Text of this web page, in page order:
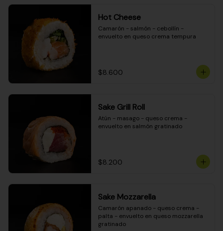
Hot Cheese
Camarón - salmón - cebollín -
envuelto en queso crema tempura
$8.600
Sake Grill Roll
Atún - masago - queso crema -
envuelto en salmón gratinado
$8.200
Sake Mozzarella
Camarón apanado - queso crema -
palta - envuelto en queso mozzarella
gratinado